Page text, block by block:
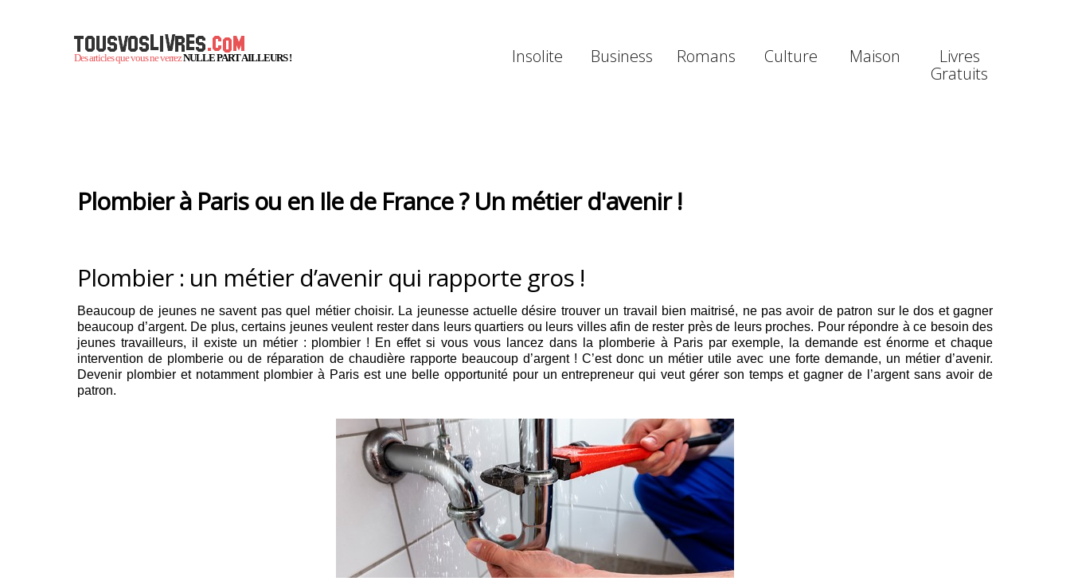
Des articles que vous ne verrezNULLE PART AILLEURS ! Insolite Business Romans Culture Maison
Livres
Gratuits
Plombier à Paris ou en Ile de France ? Un métier d'avenir !
Plombier : un métier d’avenir qui rapporte gros !
Beaucoup de jeunes ne savent pas quel métier choisir. La jeunesse actuelle désire trouver un travail bien maitrisé, ne pas avoir de patron sur le dos et gagner
beaucoup d’argent. De plus, certains jeunes veulent rester dans leurs quartiers ou leurs villes afin de rester près de leurs proches. Pour répondre à ce besoin des
jeunes travailleurs, il existe un métier : plombier ! En effet si vous vous lancez dans la plomberie à Paris par exemple, la demande est énorme et chaque
intervention de plomberie ou de réparation de chaudière rapporte beaucoup d’argent ! C’est donc un métier utile avec une forte demande, un métier d’avenir.
Devenir plombier et notamment plombier à Paris est une belle opportunité pour un entrepreneur qui veut gérer son temps et gagner de l’argent sans avoir de
patron.